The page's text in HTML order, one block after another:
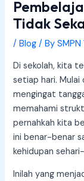
Tidak
/Blog / BySMPN
Di sekolah, kita
setiap hari.
mengingat
memahami
pernahkah kita
ini benar-benar
kehidupan
Inilah yang